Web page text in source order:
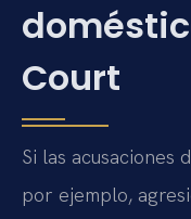
Court
Si las
por ejemplo,